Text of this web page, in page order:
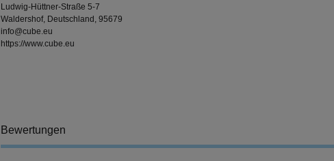
Ludwig-Hüttner-Straße 5-7
Waldershof, Deutschland, 95679
info@cube.eu
https://www.cube.eu
Bewertungen